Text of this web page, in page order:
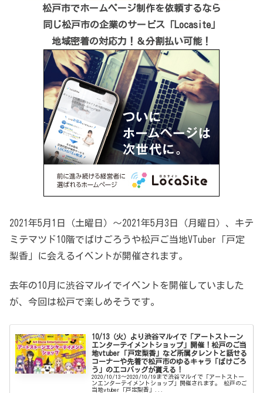
松戸市でホームページ制作を依頼するなら
同じ松戸市の企業のサービス「Locasite」
地域密着の対応力！＆分割払い可能！
2021年5月1日（土曜日）～2021年5月3日（月曜日）、キテ
ミテマツド10階でばけごろうや松戸ご当地VTuber「戸定
梨香」に会えるイベントが開催されます。
去年の10月に渋谷マルイでイベントを開催していました
が、今回は松戸で楽しめそうです。
10/13（火）より渋谷マルイで「アートストーン
エンターテイメントショップ」開催！松戸のご当
地vtuber「戸定梨香」など所属タレントと話せる
コーナーや先着で松戸市のゆるキャラ「ばけごろ
う」のエコバッグが貰える！
2020/10/13～2020/10/19まで渋谷マルイで「アートストー
ンエンターテイメントショップ」開催されます。 松戸のご
当地vtuber「戸定梨香」...